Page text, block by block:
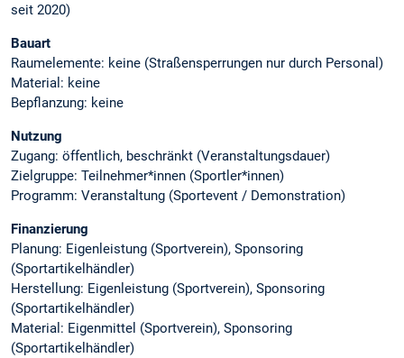
seit 2020)
Bauart
Raumelemente: keine (Straßensperrungen nur durch Personal)
Material: keine
Bepflanzung: keine
Nutzung
Zugang: öffentlich, beschränkt (Veranstaltungsdauer)
Zielgruppe: Teilnehmer*innen (Sportler*innen)
Programm: Veranstaltung (Sportevent / Demonstration)
Finanzierung
Planung: Eigenleistung (Sportverein), Sponsoring
(Sportartikelhändler)
Herstellung: Eigenleistung (Sportverein), Sponsoring
(Sportartikelhändler)
Material: Eigenmittel (Sportverein), Sponsoring
(Sportartikelhändler)